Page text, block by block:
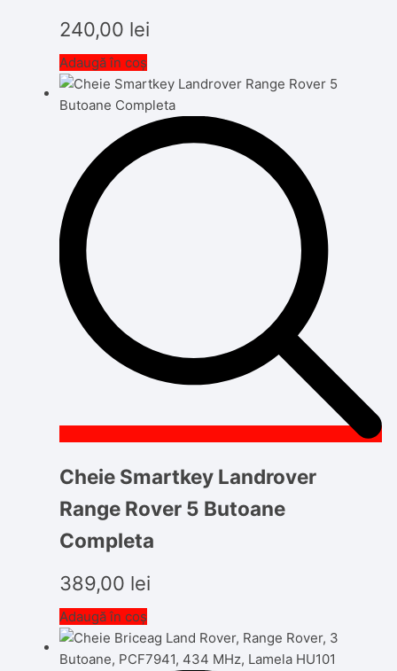
240,00 lei
Adaugă în coș
Cheie Smartkey Landrover
Range Rover 5 Butoane
Completa
389,00 lei
Adaugă în coș